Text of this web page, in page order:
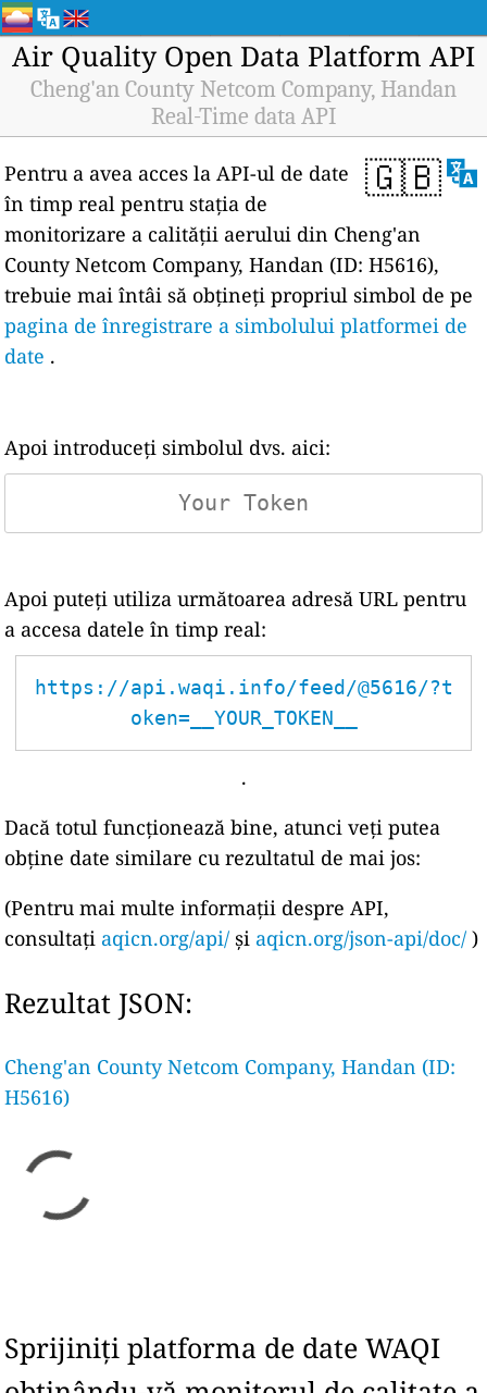
Air Quality Open Data Platform API
Cheng'an County Netcom Company, Handan
Real-Time data API
🇬🇧
Pentru a avea acces la API-ul de date
în timp real pentru stația de
monitorizare a calității aerului din Cheng'an
County Netcom Company, Handan (ID: H5616),
trebuie mai întâi să obțineți propriul simbol de pe
pagina de înregistrare a simbolului platformei de
date .
Apoi introduceți simbolul dvs. aici:
Apoi puteți utiliza următoarea adresă URL pentru
a accesa datele în timp real:
https://api.waqi.info/feed/@5616/?t
oken=__YOUR_TOKEN__
.
Dacă totul funcționează bine, atunci veți putea
obține date similare cu rezultatul de mai jos:
(Pentru mai multe informații despre API,
consultați aqicn.org/api/ și aqicn.org/json-api/doc/ )
Rezultat JSON:
Cheng'an County Netcom Company, Handan (ID:
H5616)
Sprijiniți platforma de date WAQI